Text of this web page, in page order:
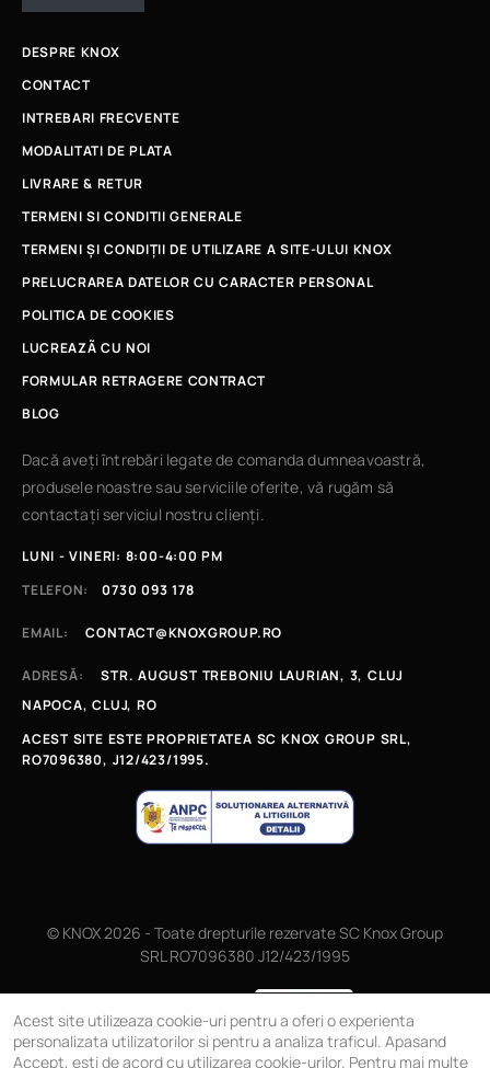
DESPRE KNOX
CONTACT
INTREBARI FRECVENTE
MODALITATI DE PLATA
LIVRARE & RETUR
TERMENI SI CONDITII GENERALE
TERMENI ȘI CONDIȚII DE UTILIZARE A SITE-ULUI KNOX
PRELUCRAREA DATELOR CU CARACTER PERSONAL
POLITICA DE COOKIES
LUCREAZÃ CU NOI
FORMULAR RETRAGERE CONTRACT
BLOG
Dacă aveți întrebări legate de comanda dumneavoastră,
produsele noastre sau serviciile oferite, vă rugăm să
contactați serviciul nostru clienți.
LUNI - VINERI: 8:00-4:00 PM
TELEFON:
0730 093 178
EMAIL: CONTACT@KNOXGROUP.RO
ADRESĂ:
STR. AUGUST TREBONIU LAURIAN, 3, CLUJ
NAPOCA, CLUJ, RO
ACEST SITE ESTE PROPRIETATEA SC KNOX GROUP SRL,
RO7096380, J12/423/1995.
© KNOX 2026 - Toate drepturile rezervate SC Knox Group
SRL RO7096380 J12/423/1995
Acest site utilizeaza cookie-uri pentru a oferi o experienta
personalizata utilizatorilor si pentru a analiza traficul. Apasand
Accept, esti de acord cu utilizarea cookie-urilor. Pentru mai multe